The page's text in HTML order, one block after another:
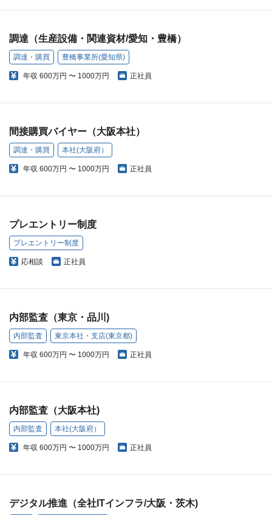
調達（生産設備・関連資材/愛知・豊橋）
調達・購買 豊橋事業所(愛知県)
年収 600万円 〜 1000万円 正社員
間接購買バイヤー（大阪本社）
調達・購買 本社(大阪府）
年収 600万円 〜 1000万円 正社員
プレエントリー制度
プレエントリー制度
応相談 正社員
内部監査（東京・品川)
内部監査 東京本社・支店(東京都)
年収 600万円 〜 1000万円 正社員
内部監査（大阪本社)
内部監査 本社(大阪府）
年収 600万円 〜 1000万円 正社員
デジタル推進（全社ITインフラ/大阪・茨木)